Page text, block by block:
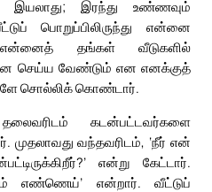
இரந்து உண்ணவும்
பொறுப்பிலிருந்து என்னை
என்னைத் தங்கள் வீடுகளில்
செய்ய வேண்டும் என எனக்குத்
சொல்லிக் கொண்டார்.
கடன்பட்டவர்களை
வந்தவரிடம், ‘நீர் என்
என்று கேட்டார்.
எண்ணெய்’ என்றார். வீட்டுப்